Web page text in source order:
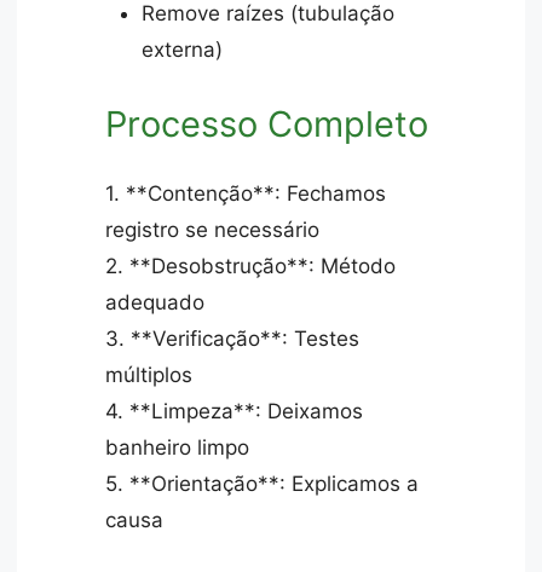
Remove raízes (tubulação
externa)
Processo Completo
1. **Contenção**: Fechamos
registro se necessário
2. **Desobstrução**: Método
adequado
3. **Verificação**: Testes
múltiplos
4. **Limpeza**: Deixamos
banheiro limpo
5. **Orientação**: Explicamos a
causa